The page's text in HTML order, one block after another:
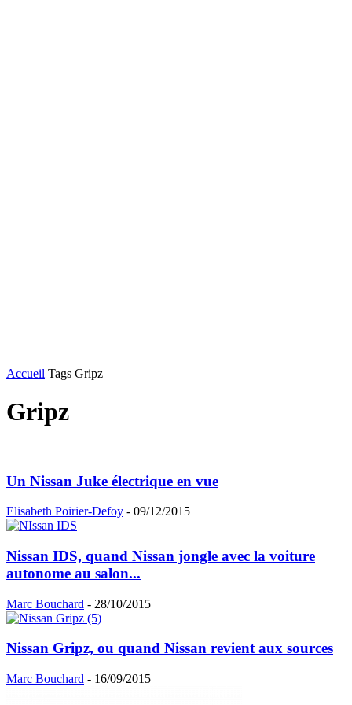
Accueil Tags Gripz
Gripz
Un Nissan Juke électrique en vue
Elisabeth Poirier-Defoy - 09/12/2015
Nissan IDS, quand Nissan jongle avec la voiture
autonome au salon...
Marc Bouchard - 28/10/2015
Nissan Gripz, ou quand Nissan revient aux sources
Marc Bouchard - 16/09/2015